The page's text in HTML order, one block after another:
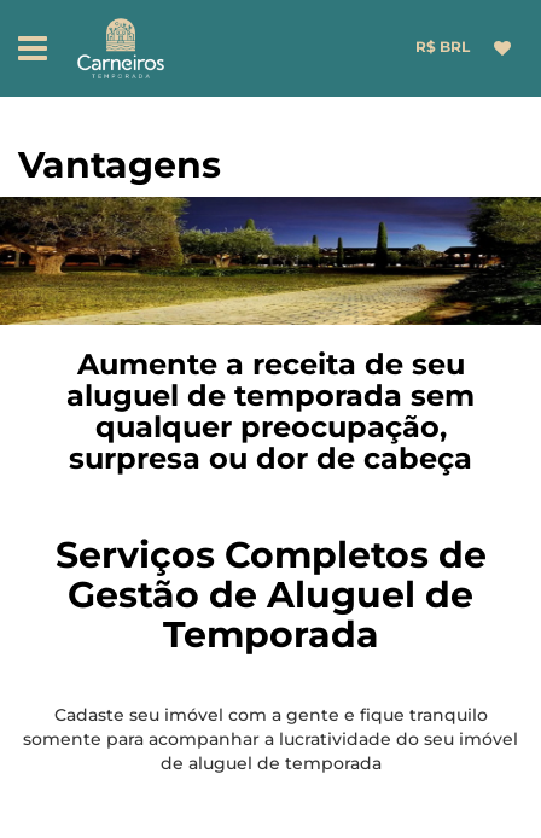
R$ BRL
Vantagens
Aumente a receita de seu
aluguel de temporada sem
qualquer preocupação,
surpresa ou dor de cabeça
Serviços Completos de
Gestão de Aluguel de
Temporada
Cadaste seu imóvel com a gente e fique tranquilo
somente para acompanhar a lucratividade do seu imóvel
de aluguel de temporada